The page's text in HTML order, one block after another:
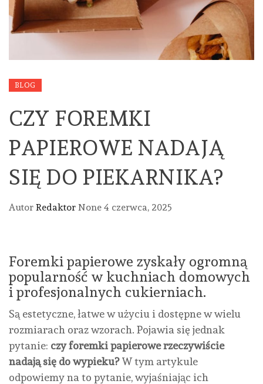
BLOG
CZY FOREMKI
PAPIEROWE NADAJĄ
SIĘ DO PIEKARNIKA?
Autor Redaktor None 4 czerwca, 2025
Foremki papierowe zyskały ogromną
popularność w kuchniach domowych
i profesjonalnych cukierniach.
Są estetyczne, łatwe w użyciu i dostępne w wielu
rozmiarach oraz wzorach. Pojawia się jednak
pytanie: czy foremki papierowe rzeczywiście
nadają się do wypieku?W tym artykule
odpowiemy na to pytanie, wyjaśniając ich